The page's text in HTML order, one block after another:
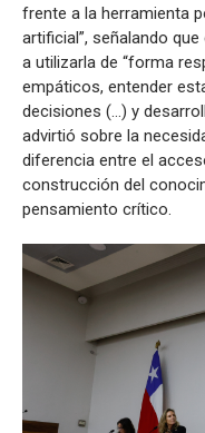
frente a la herramienta
artificial”, señalando
a utilizarla de “forma
empáticos, entender
decisiones (...) y
advirtió sobre la
diferencia entre el
construcción del
pensamiento crítico.